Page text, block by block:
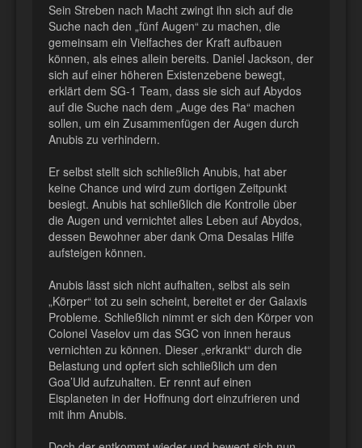
Sein Streben nach Macht zwingt ihn sich auf die
Suche nach den „fünf Augen“ zu machen, die
gemeinsam ein Vielfaches der Kraft aufbauen
können, als eines allein bereits. Daniel Jackson, der
sich auf einer höheren Existenzebene bewegt,
erklärt dem SG-1 Team, dass sie sich auf Abydos
auf die Suche nach dem „Auge des Ra“ machen
sollen, um ein Zusammenfügen der Augen durch
Anubis zu verhindern.
Er selbst stellt sich schließlich Anubis, hat aber
keine Chance und wird zum dortigen Zeitpunkt
besiegt. Anubis hat schließlich die Kontrolle über
die Augen und vernichtet alles Leben auf Abydos,
dessen Bewohner aber dank Oma Desalas Hilfe
aufsteigen können.
Anubis lässt sich nicht aufhalten, selbst als sein
„Körper“ tot zu sein scheint, bereitet er der Galaxis
Probleme. Schließlich nimmt er sich den Körper von
Colonel Vaselov um das SGC von innen heraus
vernichten zu können. Dieser „erkrankt“ durch die
Belastung und opfert sich schließlich um den
Goa’Uld aufzuhalten. Er rennt auf einen
Eisplaneten in der Hoffnung dort einzufrieren und
mit ihm Anubis.